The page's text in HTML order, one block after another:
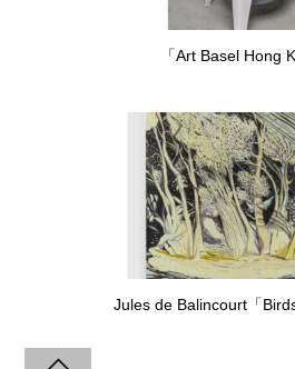
「Art Basel Hong
Jules de Balincourt「